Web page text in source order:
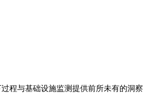
程与基础设施监测提供前所未有的洞察